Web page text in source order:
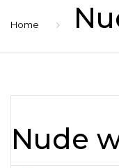
Home
Nude